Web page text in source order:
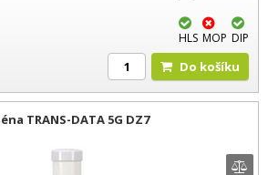
HLS MOP DIP
Do košíku
TRANS-DATA 5G DZ7